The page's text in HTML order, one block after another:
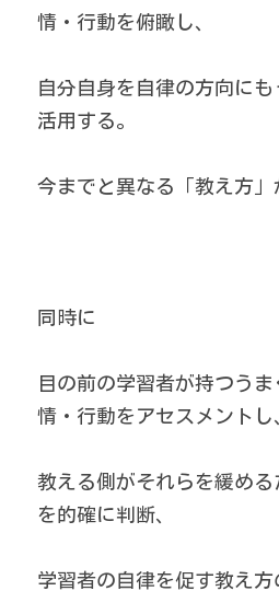
情・行動を俯瞰し、
自分自身を自律の方向にも
活用する。
今までと異なる「教え方」
同時に
目の前の学習者が持つう
情・行動をアセスメントし
教える側がそれらを緩め
を的確に判断、
学習者の自律を促す教え